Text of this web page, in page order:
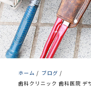
ホーム / ブログ /
歯科クリニック 歯科医院 デ